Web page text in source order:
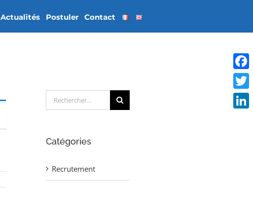
Actualités Postuler Contact
Rechercher:
Catégories
Recrutement